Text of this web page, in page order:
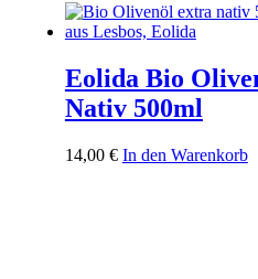
750ml
Menge
Eolida Bio
Nativ 500ml
14,00 € In den Warenkorb